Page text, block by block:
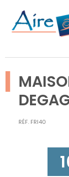
RÉF. FRI40